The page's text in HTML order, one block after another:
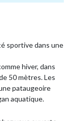
sportive dans une
hiver, dans
50 mètres. Les
pataugeoire
aquatique.